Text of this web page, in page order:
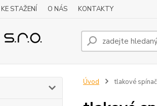
KE STAŽENÍ O NÁS KONTAKTY
Úvod tlakové